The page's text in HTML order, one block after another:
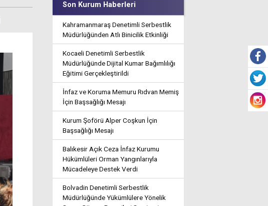
Son Kurum Haberleri
Kahramanmaraş Denetimli Serbestlik
Müdürlüğünden Atlı Binicilik Etkinliği
Kocaeli Denetimli Serbestlik
Müdürlüğünde Dijital Kumar Bağımlılığı
Eğitimi Gerçekleştirildi
İnfaz ve Koruma Memuru Rıdvan Memiş
İçin Başsağlığı Mesajı
Kurum Şoförü Alper Coşkun İçin
Başsağlığı Mesajı
Balıkesir Açık Ceza İnfaz Kurumu
Hükümlüleri Orman Yangınlarıyla
Mücadeleye Destek Verdi
Bolvadin Denetimli Serbestlik
Müdürlüğünde Yükümlülere Yönelik